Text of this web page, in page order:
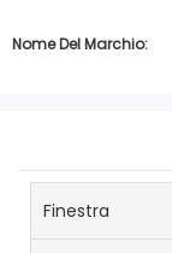
Nome Del Marchio:
Finestra